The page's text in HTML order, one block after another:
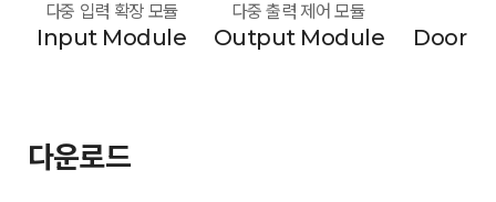
다중 입력 확장 모듈
Input Module
다중 출력 제어 모듈
Output Module Door
다운로드